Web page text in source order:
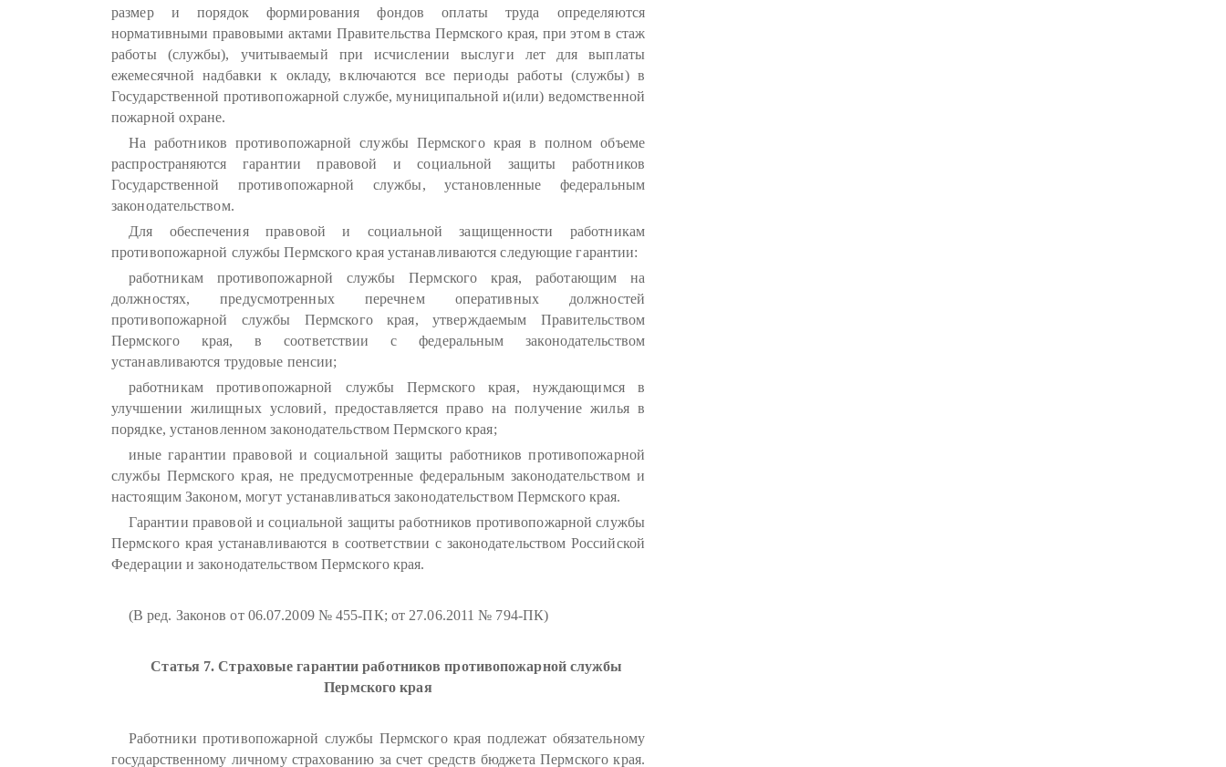
размер и порядок формирования фондов оплаты труда определяются
нормативными правовыми актами Правительства Пермского края, при этом в стаж
работы (службы), учитываемый при исчислении выслуги лет для выплаты
ежемесячной надбавки к окладу, включаются все периоды работы (службы) в
Государственной противопожарной службе, муниципальной и(или) ведомственной
пожарной охране.
На работников противопожарной службы Пермского края в полном объеме
распространяются гарантии правовой и социальной защиты работников
Государственной противопожарной службы, установленные федеральным
законодательством.
Для обеспечения правовой и социальной защищенности работникам
противопожарной службы Пермского края устанавливаются следующие гарантии:
работникам противопожарной службы Пермского края, работающим на
должностях, предусмотренных перечнем оперативных должностей
противопожарной службы Пермского края, утверждаемым Правительством
Пермского края, в соответствии с федеральным законодательством
устанавливаются трудовые пенсии;
работникам противопожарной службы Пермского края, нуждающимся в
улучшении жилищных условий, предоставляется право на получение жилья в
порядке, установленном законодательством Пермского края;
иные гарантии правовой и социальной защиты работников противопожарной
службы Пермского края, не предусмотренные федеральным законодательством и
настоящим Законом, могут устанавливаться законодательством Пермского края.
Гарантии правовой и социальной защиты работников противопожарной службы
Пермского края устанавливаются в соответствии с законодательством Российской
Федерации и законодательством Пермского края.
(В ред. Законов от 06.07.2009 № 455-ПК; от 27.06.2011 № 794-ПК)
Статья 7. Страховые гарантии работников противопожарной службы
Пермского края
Работники противопожарной службы Пермского края подлежат обязательному
государственному личному страхованию за счет средств бюджета Пермского края.